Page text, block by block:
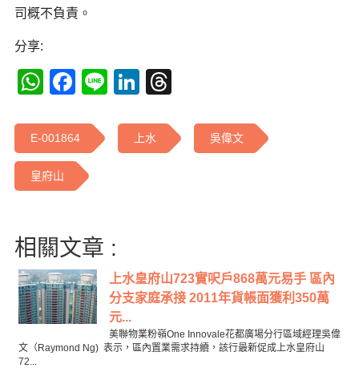
司概不負責。
分享:
WhatsApp
Facebook
LineLinkedIn
E-001864 上水 吳偉文
皇府山
相關文章 :
上水皇府山723實呎戶868萬元易手 區內
分支家庭承接 2011年貨帳面獲利350萬
元...
美聯物業粉嶺One Innovale花都廣場分行區域經理吳偉
文（Raymond Ng) 表示，區內置業需求持續，該行最新促成上水皇府山
72...